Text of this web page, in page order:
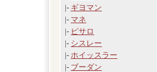
|- ギヨマン
|- マネ
|- ピサロ
|- シスレー
|- ホイッスラー
|- ブーダン